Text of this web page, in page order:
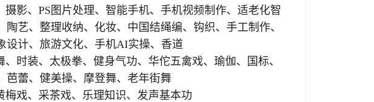
影、PS图片处理、智能手机、手机视频制作、适老化智
艺、整理收纳、化妆、中国结绳编、 钩织、手工制作、
设计、旅游文化、 手机AI实操、香道
时装、太极拳、健身气功、华佗五禽戏、瑜伽、国标、
芭蕾、健美操、摩登舞、 老年街舞
梅戏、采茶戏、 乐理知识、发声基本功